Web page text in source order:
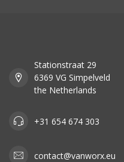
Stationstraat 29
6369 VG Simpelveld
the Netherlands
+31 654 674 303
contact@vanworx.eu